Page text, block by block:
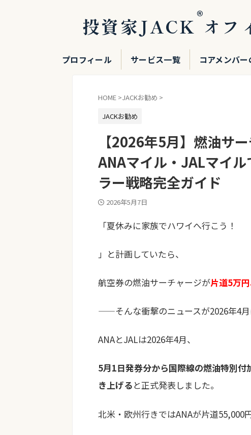
投資家JACK®オフ
プロフィール サービス一覧 コアメンバー
HOME >JACKお勧め >
JACKお勧め
【2026年5月】燃油サ
ANAマイル・JALマイ
ラー戦略完全ガイド
2026年5月7日
「夏休みに家族でハワイへ行こう！
」と計画していたら、
航空券の燃油サーチャージが片道5万
——そんな衝撃のニュースが2026年4月
ANAとJALは2026年4月、
5月1日発券分から国際線の燃油特別
き上げると正式発表しました。
北米・欧州行きではANAが片道55,000円